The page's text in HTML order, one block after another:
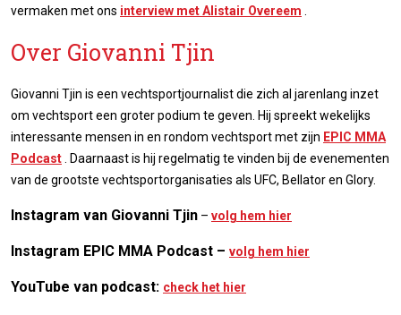
vermaken met ons interview met Alistair Overeem
Over Giovanni Tjin
Giovanni Tjin is een vechtsportjournalist die zich al jarenlang inzet
om vechtsport een groter podium te geven. Hij spreekt wekelijks
interessante mensen in en rondom vechtsport met zijn EPIC MMA
Podcast . Daarnaast is hij regelmatig te vinden bij de evenementen
van de grootste vechtsportorganisaties als UFC, Bellator en Glory.
Instagram van Giovanni Tjin – volg hem hier
Instagram EPIC MMA Podcast – volg hem hier
YouTube van podcast: check het hier